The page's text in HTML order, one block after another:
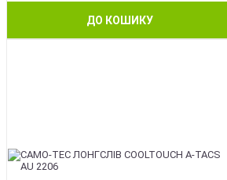
ДО КОШИКУ